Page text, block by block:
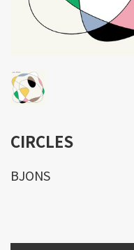
CIRCLES
BJONS